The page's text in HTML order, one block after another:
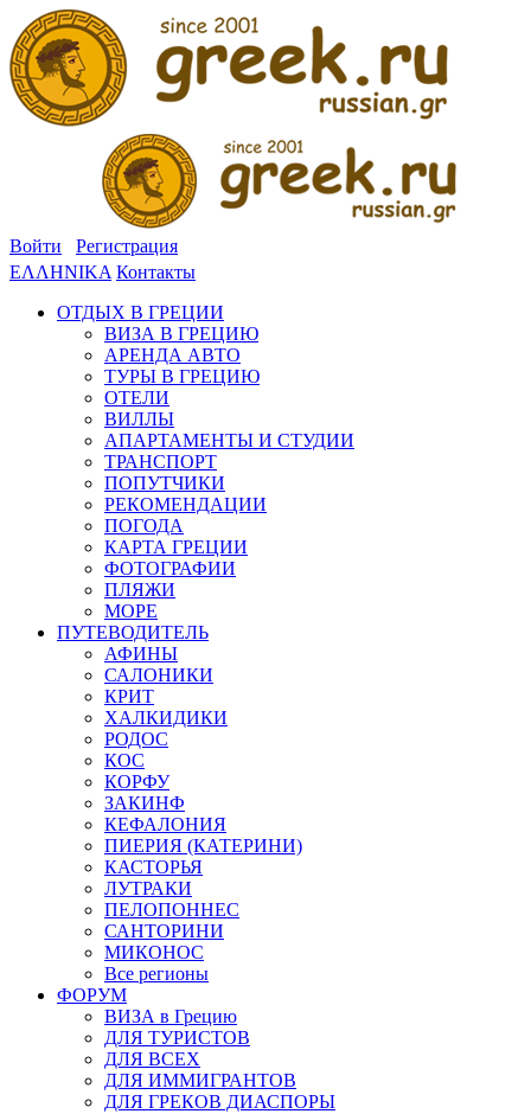
Войти
Регистрация
ΕΛΛΗΝΙΚΑ Контакты
ОТДЫХ В ГРЕЦИИ
ВИЗА В ГРЕЦИЮ
АРЕНДА АВТО
ТУРЫ В ГРЕЦИЮ
ОТЕЛИ
ВИЛЛЫ
АПАРТАМЕНТЫ И СТУДИИ
ТРАНСПОРТ
ПОПУТЧИКИ
РЕКОМЕНДАЦИИ
ПОГОДА
КАРТА ГРЕЦИИ
ФОТОГРАФИИ
ПЛЯЖИ
МОРЕ
ПУТЕВОДИТЕЛЬ
АФИНЫ
САЛОНИКИ
КРИТ
ХАЛКИДИКИ
РОДОС
КОС
КОРФУ
ЗАКИНФ
КЕФАЛОНИЯ
ПИЕРИЯ (КАТЕРИНИ)
КАСТОРЬЯ
ЛУТРАКИ
ПЕЛОПОННЕС
САНТОРИНИ
МИКОНОС
Все регионы
ФОРУМ
ВИЗА в Грецию
ДЛЯ ТУРИСТОВ
ДЛЯ ВСЕХ
ДЛЯ ИММИГРАНТОВ
ДЛЯ ГРЕКОВ ДИАСПОРЫ